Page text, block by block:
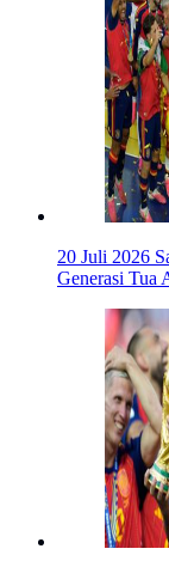
20 Juli 2026
Generasi Tua